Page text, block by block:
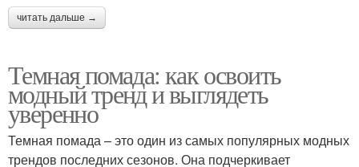
читать дальше →
Темная помада: как освоить
модный тренд и выглядеть
уверенно
Темная помада – это один из самых популярных модных
трендов последних сезонов. Она подчеркивает